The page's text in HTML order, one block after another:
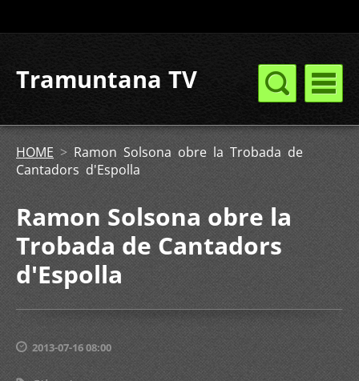
Tramuntana TV
HOME > Ramon Solsona obre la Trobada de
Cantadors d'Espolla
Ramon Solsona obre la
Trobada de Cantadors
d'Espolla
2013-07-16 08:00